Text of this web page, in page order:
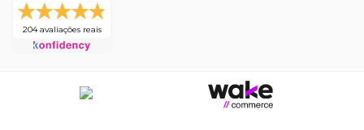
204 avaliações reais